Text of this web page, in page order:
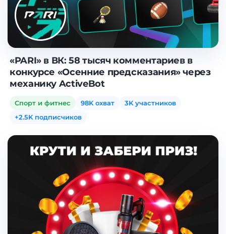
«PARI» в ВК: 58 тысяч комментариев в
конкурсе «Осенние предсказания» через
механику ActiveBot
Спорт и фитнес 98K охват
3K участников
+2.5K подписчиков